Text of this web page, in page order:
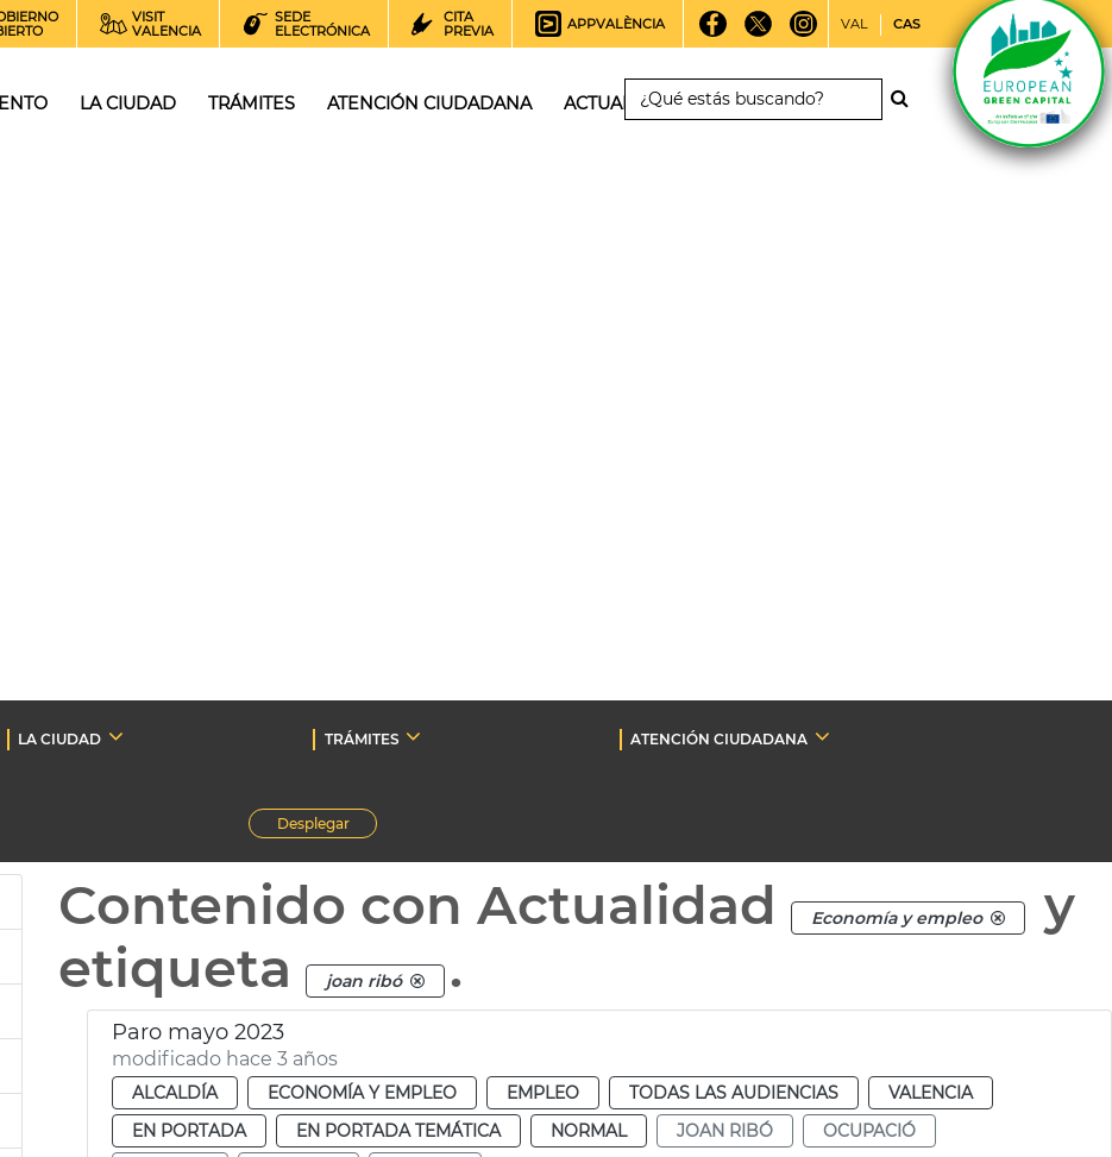
VISIT
VALENCIA
SEDE
ELECTRÓNICA
CITA
PREVIA
APPVALÈNCIA VAL CAS
LA CIUDAD TRÁMITES ATENCIÓN CIUDADANA ACTUALIDAD
LA CIUDAD TRÁMITES
ATENCIÓN CIUDADANA
Desplegar
Contenido con Actualidad Economía y empleo
y
etiqueta
joan ribó .
Paro mayo 2023
modificado hace 3 años
ALCALDÍA ECONOMÍA Y EMPLEO EMPLEO TODAS LAS AUDIENCIAS
VALENCIA
EN PORTADA
EN PORTADA TEMÁTICA NORMAL JOAN RIBÓ
OCUPACIÓ